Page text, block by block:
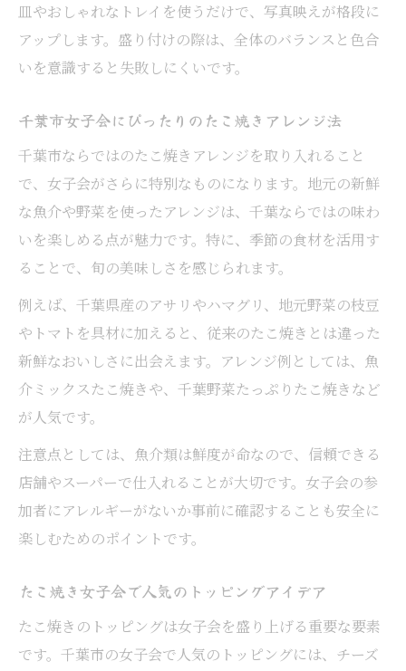
皿やおしゃれなトレイを使うだけで、写真映えが格段に
アップします。盛り付けの際は、全体のバランスと色合
いを意識すると失敗しにくいです。
千葉市女子会にぴったりのたこ焼きアレンジ法
千葉市ならではのたこ焼きアレンジを取り入れること
で、女子会がさらに特別なものになります。地元の新鮮
な魚介や野菜を使ったアレンジは、千葉ならではの味わ
いを楽しめる点が魅力です。特に、季節の食材を活用す
ることで、旬の美味しさを感じられます。
例えば、千葉県産のアサリやハマグリ、地元野菜の枝豆
やトマトを具材に加えると、従来のたこ焼きとは違った
新鮮なおいしさに出会えます。アレンジ例としては、魚
介ミックスたこ焼きや、千葉野菜たっぷりたこ焼きなど
が人気です。
注意点としては、魚介類は鮮度が命なので、信頼できる
店舗やスーパーで仕入れることが大切です。女子会の参
加者にアレルギーがないか事前に確認することも安全に
楽しむためのポイントです。
たこ焼き女子会で人気のトッピングアイデア
たこ焼きのトッピングは女子会を盛り上げる重要な要素
です。千葉市の女子会で人気のトッピングには、チーズ